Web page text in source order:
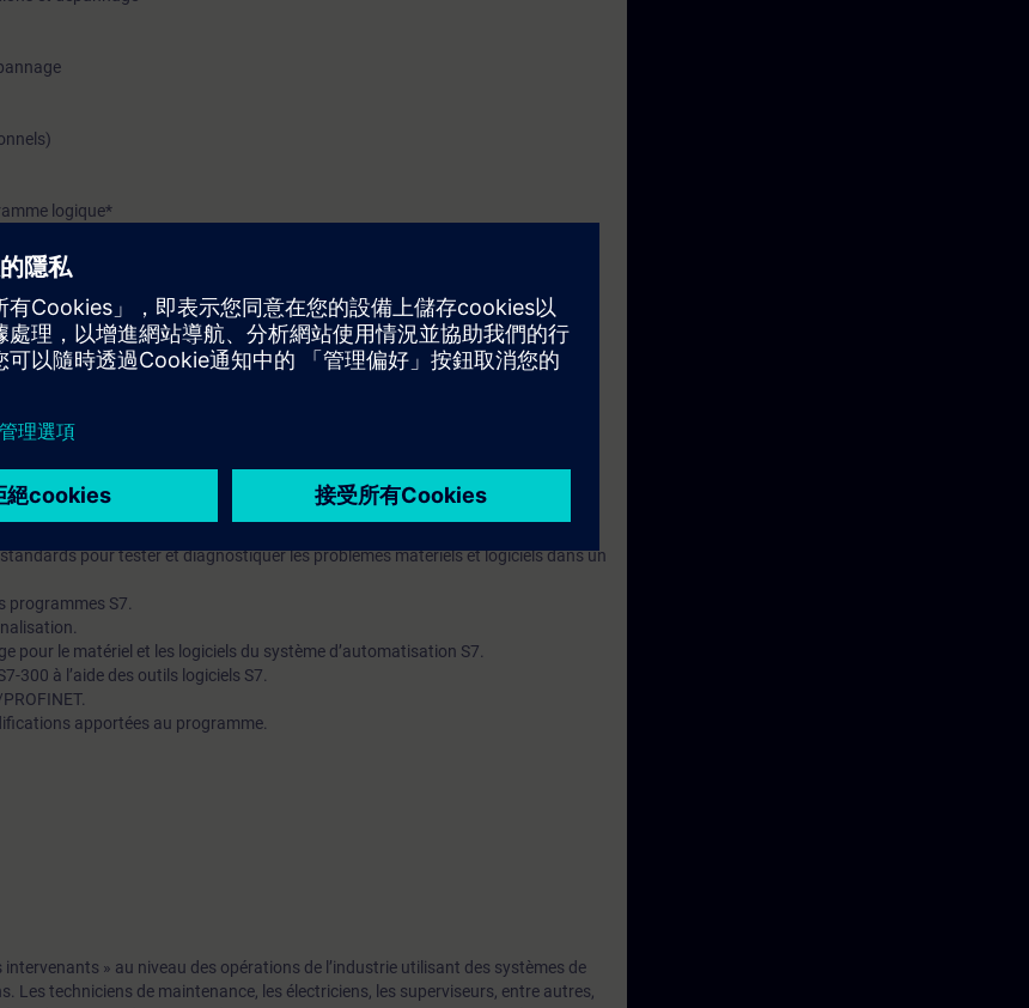
logique*
logique
programme
d’une unité centrale
de programme et de matériel
être en mesure de faire ce qui suit :
le câblage, le filage et les tests.
multiples technologies.
pour tester et diagnostiquer les problèmes matériels et logiciels dans un
programmes S7.
pour le matériel et les logiciels du système d’automatisation S7.
300 à l’aide des outils logiciels S7.
apportées au programme.
» au niveau des opérations de l’industrie utilisant des systèmes de
Les techniciens de maintenance, les électriciens, les superviseurs, entre autres,